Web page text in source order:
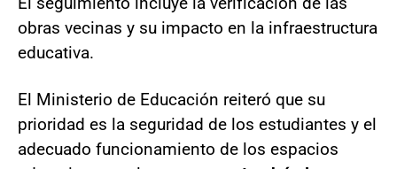
obras vecinas y su impacto en la infraestructura
educativa.
El Ministerio de Educación reiteró que su
prioridad es la seguridad de los estudiantes y el
adecuado funcionamiento de los espacios